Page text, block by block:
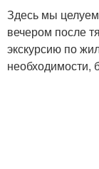
Здесь мы
вечером после
экскурсию по
необходимости,